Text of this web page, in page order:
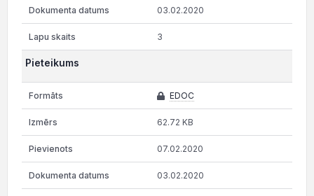
03.02.2020
3
Pieteikums
EDOC
62.72 KB
07.02.2020
03.02.2020